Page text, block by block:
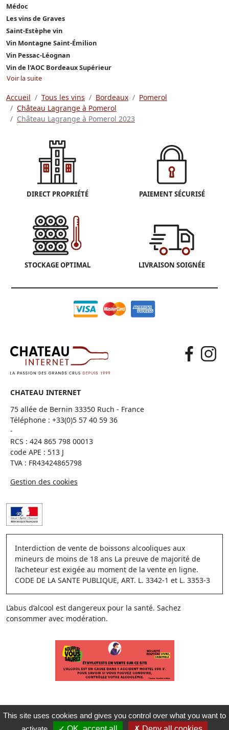
Médoc
Les vins de Graves
Saint-Estèphe vin
Vin Montagne Saint-Émilion
Vin Pessac-Léognan
Vin de l'AOC Bordeaux Supérieur
Voir la suite
Accueil Tous les vins Bordeaux
Pomerol
Château Lagrange à Pomerol
Château Lagrange à Pomerol 2023
DIRECT PROPRIÉTÉ PAIEMENT SÉCURISÉ
STOCKAGE OPTIMAL LIVRAISON SOIGNÉE
CHATEAU INTERNET
75 allée de Bernin 33350 Ruch - France
Téléphone : +33(0)5 57 40 59 36
-
RCS : 424 865 798 00013
code APE : 513 J
TVA : FR43424865798
Gestion des cookies
Interdiction de vente de boissons alcooliques aux
mineurs de moins de 18 ans La preuve de majorité de
l’acheteur est exigée au moment de la vente en ligne.
CODE DE LA SANTE PUBLIQUE, ART. L. 3342-1 et L. 3353-3
L’abus d’alcool est dangereux pour la santé. Sachez
consommer avec modération.
This site uses cookies and gives you control over what you want to